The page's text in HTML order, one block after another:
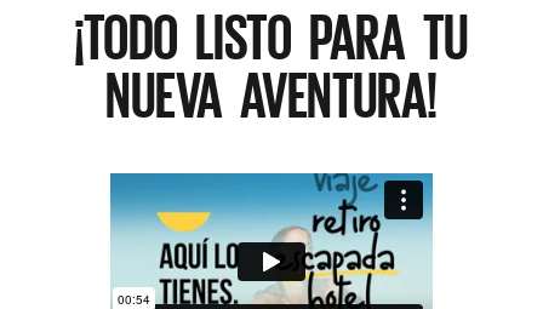
¡TODO LISTO PARA TU
NUEVA AVENTURA!